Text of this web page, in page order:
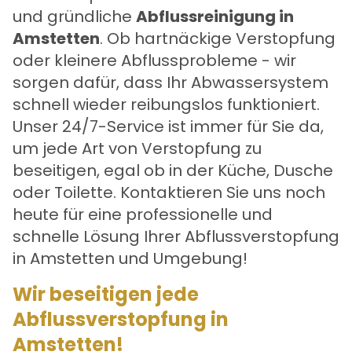
und gründliche Abflussreinigung in
Amstetten. Ob hartnäckige Verstopfung
oder kleinere Abflussprobleme - wir
sorgen dafür, dass Ihr Abwassersystem
schnell wieder reibungslos funktioniert.
Unser 24/7-Service ist immer für Sie da,
um jede Art von Verstopfung zu
beseitigen, egal ob in der Küche, Dusche
oder Toilette. Kontaktieren Sie uns noch
heute für eine professionelle und
schnelle Lösung IhrerAbflussverstopfung
in Amstetten und Umgebung!
Wir beseitigen jede
Abflussverstopfung in
Amstetten!